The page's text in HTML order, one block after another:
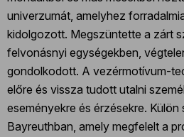
univerzumát, amelyhez
kidolgozott. Megszüntette a zárt
felvonásnyi egységekben,
gondolkodott. A vezérmotívum-
előre és vissza tudott utalni
eseményekre és érzésekre.
Bayreuthban, amely megfelelt a